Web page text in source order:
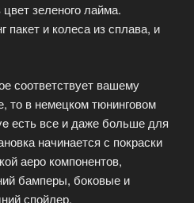
зеленого лайма.
пакет и колеса из сплава, и
соответствует вашему
то в немецком тюнинговом
есть все и даже больше для
начинается с покраски
аеро компонентов,
бамперы, боковые и
спойлер.